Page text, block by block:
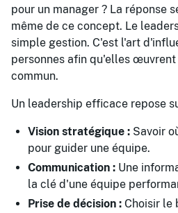
pour un manager ? La réponse
même de ce concept. Le
simple gestion. C'est l'art
personnes afin qu'elles
commun.
Un leadership efficace repose
Vision stratégique : Savoir
pour guider une équipe.
Communication : Une
la clé d'une équipe
Prise de décision : Choisir le